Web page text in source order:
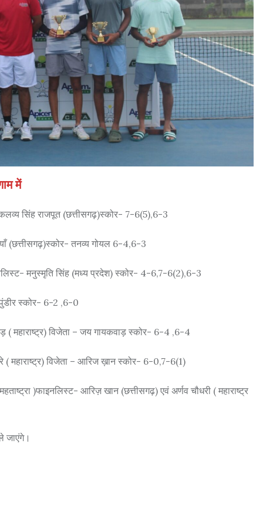
में
सिंह राजपूत (छत्तीसगढ़)स्कोर- 7-6(5),6-3
(छत्तीसगढ़)स्कोर- तनव्य गोयल 6-4,6-3
मनुस्मृति सिंह (मध्य प्रदेश) स्कोर- 4-6,7-6(2),6-3
पुंडीर स्कोर- 6-2 ,6-0
( महाराष्ट्र) विजेता – जय गायकवाड़ स्कोर- 6-4 ,6-4
महाराष्ट्र) विजेता – आरिज ख़ान स्कोर- 6-0,7-6(1)
)फाइनलिस्ट- आरिज़ खान (छत्तीसगढ़) एवं अर्णव चौधरी ( महाराष्ट्र
जाएंगे।